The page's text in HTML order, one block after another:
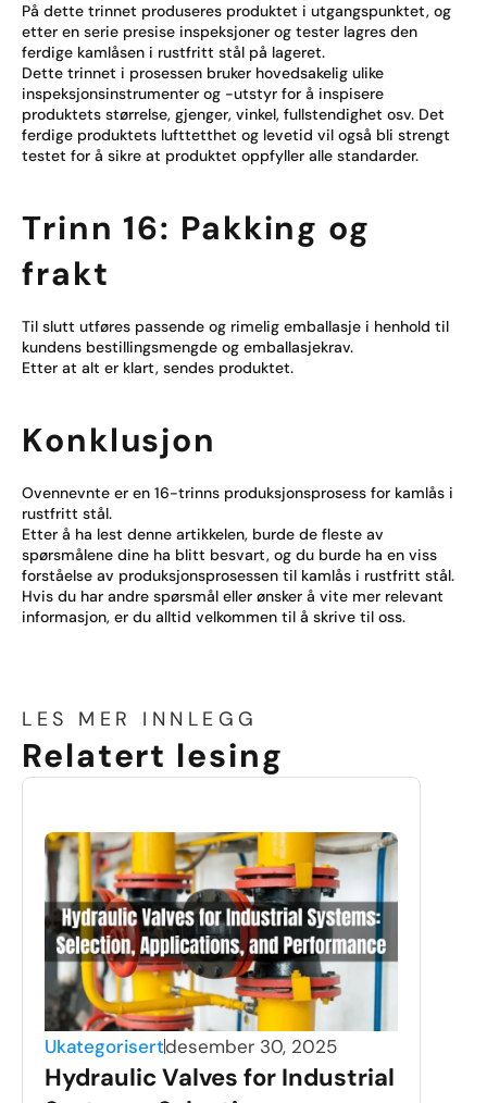
På dette trinnet produseres produktet i utgangspunktet, og
etter en serie presise inspeksjoner og tester lagres den
ferdige kamlåsen i rustfritt stål på lageret.
Dette trinnet i prosessen bruker hovedsakelig ulike
inspeksjonsinstrumenter og -utstyr for å inspisere
produktets størrelse, gjenger, vinkel, fullstendighet osv. Det
ferdige produktets lufttetthet og levetid vil også bli strengt
testet for å sikre at produktet oppfyller alle standarder.
Trinn 16: Pakking og
frakt
Til slutt utføres passende og rimelig emballasje i henhold til
kundens bestillingsmengde og emballasjekrav.
Etter at alt er klart, sendes produktet.
Konklusjon
Ovennevnte er en 16-trinns produksjonsprosess for kamlås i
rustfritt stål.
Etter å ha lest denne artikkelen, burde de fleste av
spørsmålene dine ha blitt besvart, og du burde ha en viss
forståelse av produksjonsprosessen til kamlås i rustfritt stål.
Hvis du har andre spørsmål eller ønsker å vite mer relevant
informasjon, er du alltid velkommen til å skrive til oss.
LES MER INNLEGG
Relatert lesing
Ukategorisertdesember 30, 2025
Hydraulic Valves for Industrial